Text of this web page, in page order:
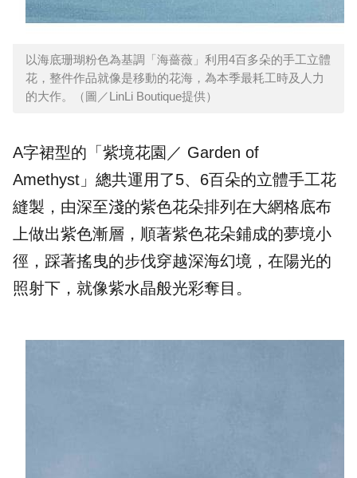
以海底珊瑚粉色為基調「海薔薇」利用4百多朵的手工立體
花，整件作品就像是移動的花海，為本季最耗工時及人力
的大作。（圖／LinLi Boutique提供）
A字裙型的「紫境花園／ Garden of
Amethyst」總共運用了5、6百朵的立體手工花
縫製，由深至淺的紫色花朵排列在大網格底布
上做出紫色漸層，順著紫色花朵鋪成的夢境小
徑，踩著搖曳的步伐穿越深海幻境，在陽光的
照射下，就像紫水晶般光彩奪目。